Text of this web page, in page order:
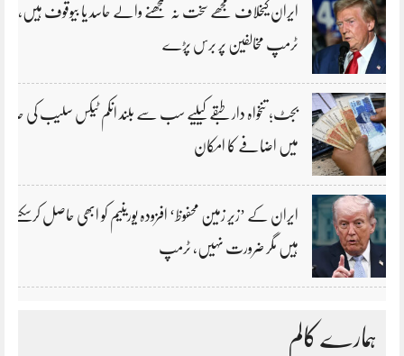
ایران کیخلاف مجھے سخت نہ سمجھنے والے حاسد یا بیوقوف ہیں،
ٹرمپ مخالفین پر برس پڑے
بجٹ؛ تنخواہ دار طبقے کیلیے سب سے بلند انکم ٹیکس سلیب کی حد
میں اضافے کا امکان
ایران کے ’زیر زمین محفوظ‘ افزودہ یورینیم کو ابھی حاصل کرسکتے
ہیں مگر ضرورت نہیں، ٹرمپ
ہمارے کالم